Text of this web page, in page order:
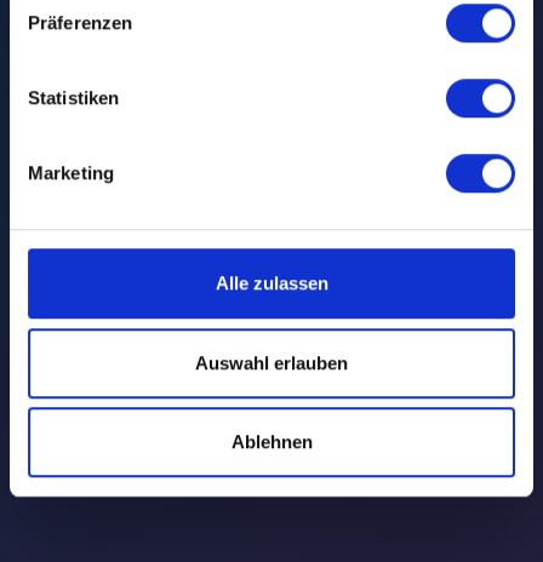
Präferenzen
Statistiken
Marketing
Alle zulassen
Auswahl erlauben
Ablehnen